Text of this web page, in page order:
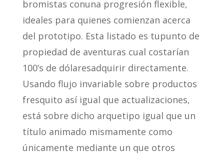
bromistas conuna progresión flexible,
ideales para quienes comienzan acerca
del prototipo. Esta listado es tupunto de
propiedad de aventuras cual costarían
100’s de dólaresadquirir directamente.
Usando flujo invariable sobre productos
fresquito así­ igual que actualizaciones,
está sobre dicho arquetipo igual que un
título animado mismamente­ como
únicamente mediante un que otros